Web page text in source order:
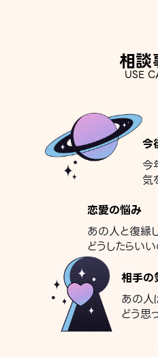
相談
USE
今
今
気
恋愛の悩み
あの人と復縁
どうしたらい
相手の
あの人
どう思